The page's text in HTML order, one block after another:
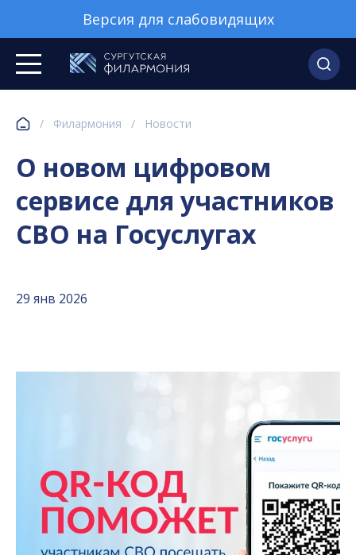
Версия для слабовидящих
/ Филармония / Новости
О новом цифровом
сервисе для участников
СВО на Госуслугах
29 янв 2026